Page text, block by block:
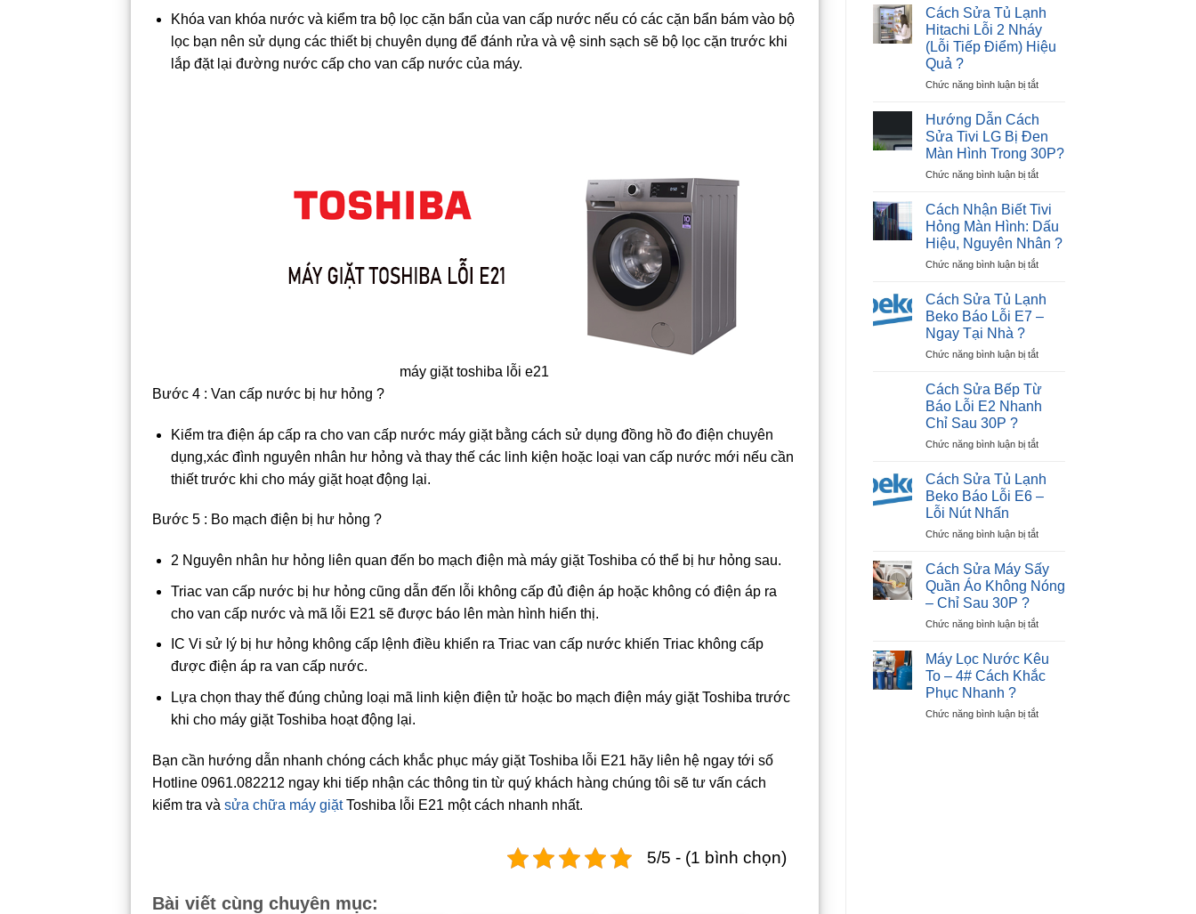
Khóa van khóa nước và kiểm tra bộ lọc cặn bẩn của van cấp nước nếu có các cặn bẩn bám vào bộ
lọc bạn nên sử dụng các thiết bị chuyên dụng để đánh rửa và vệ sinh sạch sẽ bộ lọc cặn trước khi
lắp đặt lại đường nước cấp cho van cấp nước của máy.
máy giặt toshiba lỗi e21
Bước 4 : Van cấp nước bị hư hỏng ?
Kiểm tra điện áp cấp ra cho van cấp nước máy giặt bằng cách sử dụng đồng hồ đo điện chuyên
dụng,xác đình nguyên nhân hư hỏng và thay thế các linh kiện hoặc loại van cấp nước mới nếu cần
thiết trước khi cho máy giặt hoạt động lại.
Bước 5 : Bo mạch điện bị hư hỏng ?
2 Nguyên nhân hư hỏng liên quan đến bo mạch điện mà máy giặt Toshiba có thể bị hư hỏng sau.
Triac van cấp nước bị hư hỏng cũng dẫn đến lỗi không cấp đủ điện áp hoặc không có điện áp ra
cho van cấp nước và mã lỗi E21 sẽ được báo lên màn hình hiển thị.
IC Vi sử lý bị hư hỏng không cấp lệnh điều khiển ra Triac van cấp nước khiến Triac không cấp
được điện áp ra van cấp nước.
Lựa chọn thay thế đúng chủng loại mã linh kiện điện tử hoặc bo mạch điện máy giặt Toshiba trước
khi cho máy giặt Toshiba hoạt động lại.
Bạn cần hướng dẫn nhanh chóng cách khắc phục máy giặt Toshiba lỗi E21 hãy liên hệ ngay tới số
Hotline 0961.082212 ngay khi tiếp nhận các thông tin từ quý khách hàng chúng tôi sẽ tư vấn cách
kiểm tra và sửa chữa máy giặtToshiba lỗi E21 một cách nhanh nhất.
5/5 - (1 bình chọn)
Bài viết cùng chuyên mục:
Lên
Trong
30P
Lỗi
hỏng
thường
khi
máy
sấy
quần
áo
Cách Sửa Tủ Lạnh
Hitachi Lỗi 2 Nháy
(Lỗi Tiếp Điểm) Hiệu
Quả ?
Chức năng bình luận bị tắtở
Lạnh
Hitachi
Lỗi
Nháy
(Lỗi
Tiếp
Điểm)
Hiệu
?
Hướng Dẫn Cách
Sửa Tivi LG Bị Đen
Màn Hình Trong 30P?
Chức năng bình luận bị tắtở
Dẫn
Cách
Sửa
Tivi
LG
Đen
30P?
Cách Nhận Biết Tivi
Hỏng Màn Hình: Dấu
Hiệu, Nguyên Nhân ?
Chức năng bình luận bị tắtở
Nhận
Màn
Dấu
Nguyên
?
Cách Sửa Tủ Lạnh
Beko Báo Lỗi E7 –
Ngay Tại Nhà ?
Chức năng bình luận bị tắtở
Lạnh
Báo
E7
Nhà
Cách Sửa Bếp Từ
Báo Lỗi E2 Nhanh
Chỉ Sau 30P ?
Chức năng bình luận bị tắtở
Sửa
Lỗi
Nhanh
Chỉ
Sau
?
Cách Sửa Tủ Lạnh
Beko Báo Lỗi E6 –
Lỗi Nút Nhấn
Chức năng bình luận bị tắtở
Sửa
Tủ
Lạnh
Báo
E6
Lỗi
Nhấn
Cách Sửa Máy Sấy
Quần Áo Không Nóng
– Chỉ Sau 30P ?
Chức năng bình luận bị tắtở
Sửa
Sấy
Áo
Máy Lọc Nước Kêu
To – 4# Cách Khắc
Phục Nhanh ?
Chức năng bình luận bị tắtở